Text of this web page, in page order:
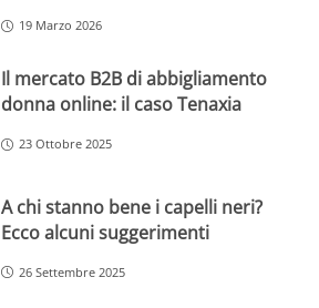
19 Marzo 2026
Il mercato B2B di abbigliamento
donna online: il caso Tenaxia
23 Ottobre 2025
A chi stanno bene i capelli neri?
Ecco alcuni suggerimenti
26 Settembre 2025